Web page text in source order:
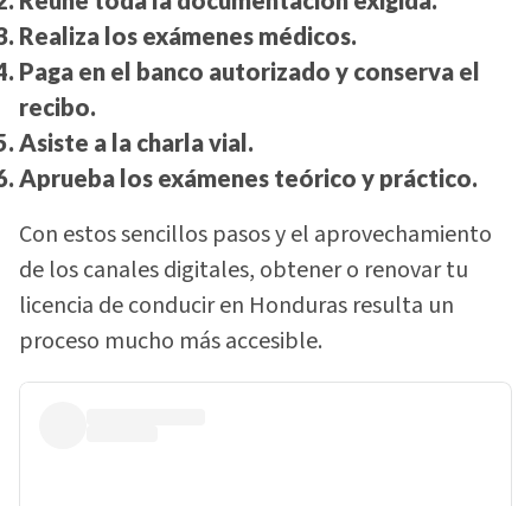
Realiza los exámenes médicos.
Paga en el banco autorizado y conserva el
recibo.
Asiste a la charla vial.
Aprueba los exámenes teórico y práctico.
Con estos sencillos pasos y el aprovechamiento
de los canales digitales, obtener o renovar tu
licencia de conducir en Honduras resulta un
proceso mucho más accesible.